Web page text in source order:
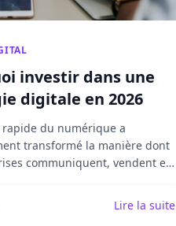
investir dans une
digitale en 2026
rapide du numérique a
transformé la manière dont
communiquent, vendent et
Lire la suite